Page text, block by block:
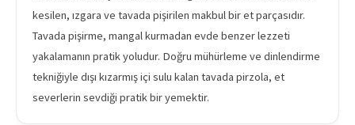
kesilen, ızgara ve tavada pişirilen makbul bir et parçasıdır.
Tavada pişirme, mangal kurmadan evde benzer lezzeti
yakalamanın pratik yoludur. Doğru mühürleme ve dinlendirme
tekniğiyle dışı kızarmış içi sulu kalan tavada pirzola, et
severlerin sevdiği pratik bir yemektir.